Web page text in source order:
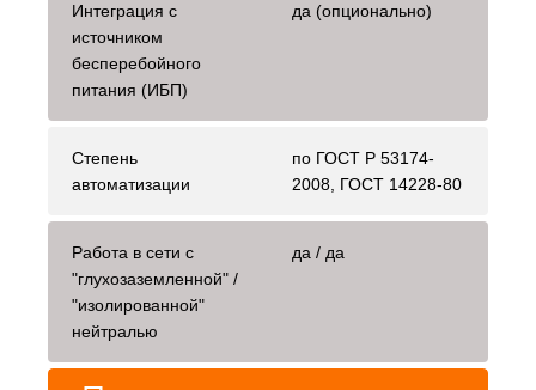
Интеграция с
источником
бесперебойного
питания (ИБП)
да (опционально)
Степень
автоматизации
по ГОСТ Р 53174-
2008, ГОСТ 14228-80
Работа в сети с
"глухозаземленной" /
"изолированной"
нейтралью
да / да